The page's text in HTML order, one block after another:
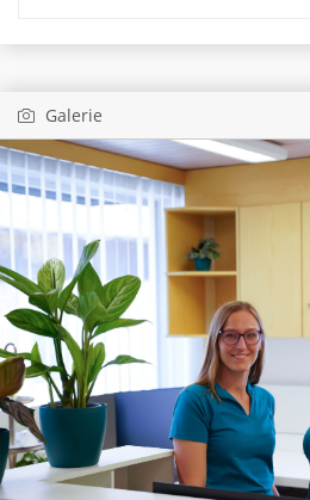
Galerie